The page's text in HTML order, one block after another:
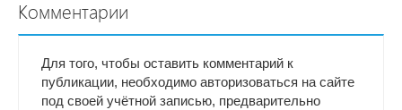
Комментарии
Для того, чтобы оставить комментарий к
публикации, необходимо авторизоваться на сайте
под своей учётной записью, предварительно